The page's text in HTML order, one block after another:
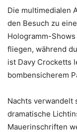
Die multimedialen
den Besuch zu
Hologramm-
fliegen, während
ist Davy Crocketts
bombensicherem
Nachts verwandelt
dramatische
Mauerinschriften